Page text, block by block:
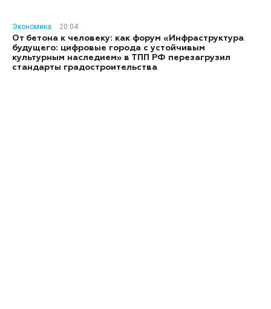
Экономика
20:04
От бетона к человеку: как форум «Инфраструктура
будущего: цифровые города с устойчивым
культурным наследием» в ТПП РФ перезагрузил
стандарты градостроительства